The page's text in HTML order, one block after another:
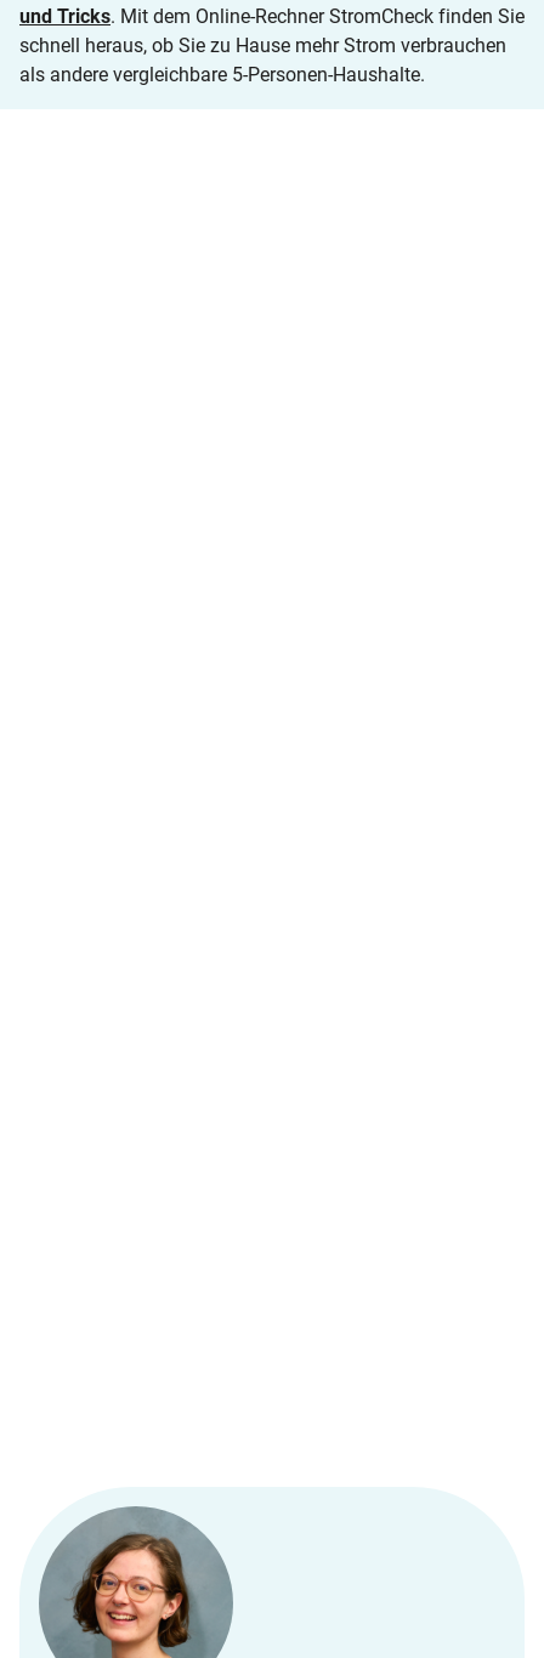
und Tricks. Mit dem Online-Rechner StromCheck finden Sie
schnell heraus, ob Sie zu Hause mehr Strom verbrauchen
als andere vergleichbare 5-Personen-Haushalte.